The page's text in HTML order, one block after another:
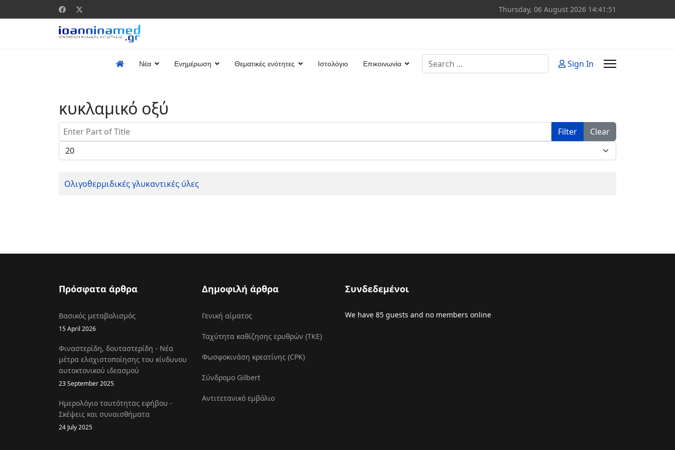
Thursday, 06 August 2026 14:41:51
Νέα Ενημέρωση Θεματικές ενότητες Ιστολόγιο Επικοινωνία
Search
Sign In
κυκλαμικό οξύ
Enter Part of Title Filter
Clear
Display #
Ολιγοθερμιδικές γλυκαντικές ύλες
Πρόσφατα άρθρα
Βασικός μεταβολισμός
15 April 2026
Φιναστερίδη, δουταστερίδη - Νέα
μέτρα ελαχιστοποίησης του κίνδυνου
αυτοκτονικού ιδεασμού
23 September 2025
Ημερολόγιο ταυτότητας εφήβου -
Σκέψεις και συναισθήματα
24 July 2025
Δημοφιλή άρθρα
Γενική αίματος
Ταχύτητα καθίζησης ερυθρών (ΤΚΕ)
Φωσφοκινάση κρεατίνης (CPK)
Σύνδρομο Gilbert
Αντιτετανικό εμβόλιο
Συνδεδεμένοι
We have 85 guests and no members online